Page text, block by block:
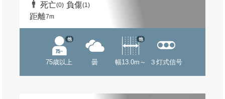
死亡(0) 負傷(1)
距離7m
75歳以上
他
曇 幅13.0m～
他
３灯式信号